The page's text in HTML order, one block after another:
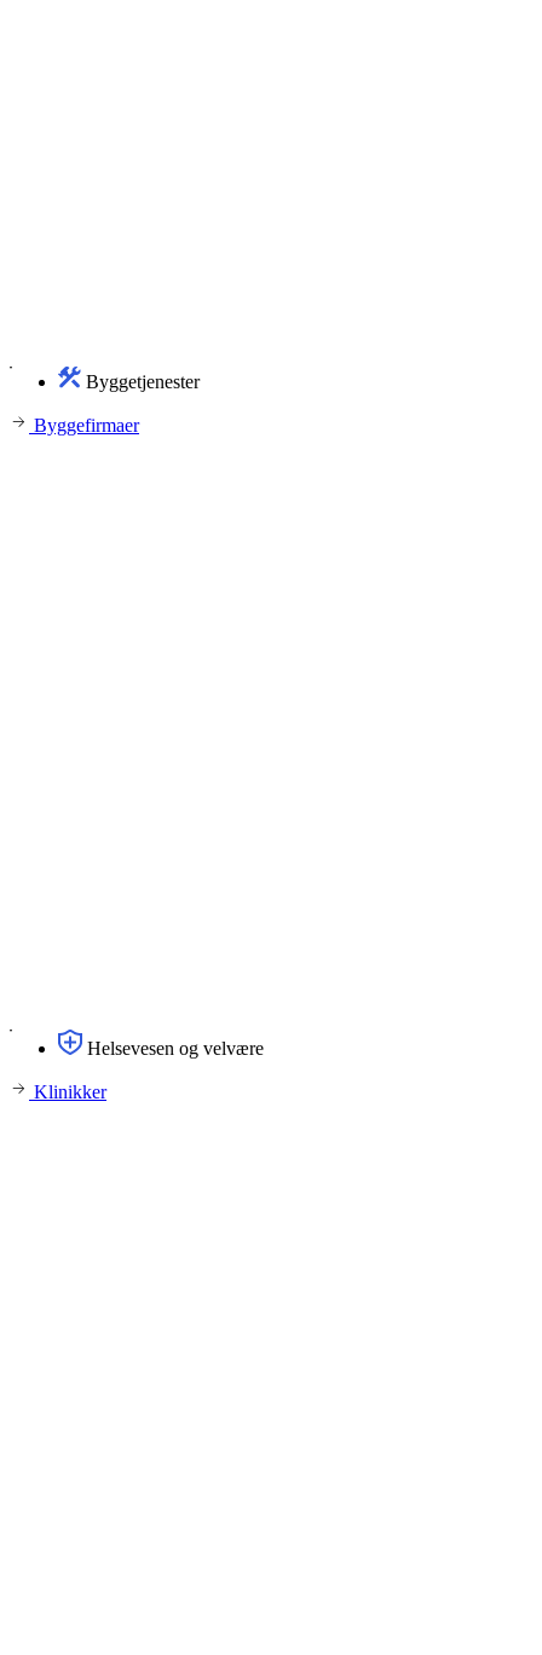
Byggetjenester
Byggefirmaer
Helsevesen og velvære
Klinikker